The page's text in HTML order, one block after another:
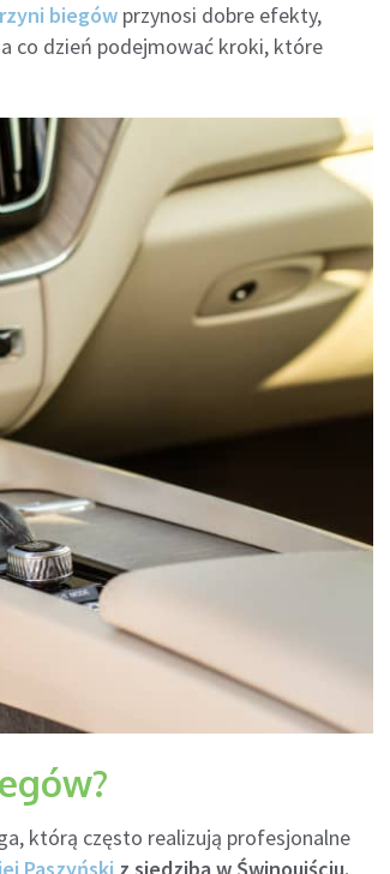
biegów przynosi dobre efekty,
co dzień podejmować kroki, które
którą często realizują profesjonalne